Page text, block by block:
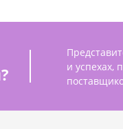
и успехах,